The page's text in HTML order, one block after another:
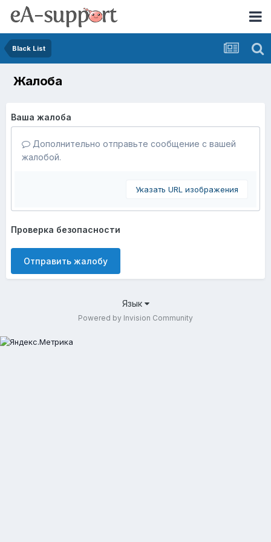
Black List
Жалоба
Ваша жалоба
Дополнительно отправьте сообщение с вашей
жалобой.
Указать URL изображения
Проверка безопасности
Отправить жалобу
Язык
Powered by Invision Community